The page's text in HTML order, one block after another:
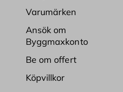
Varumärken
Ansök om
Byggmaxkonto
Be om offert
Köpvillkor